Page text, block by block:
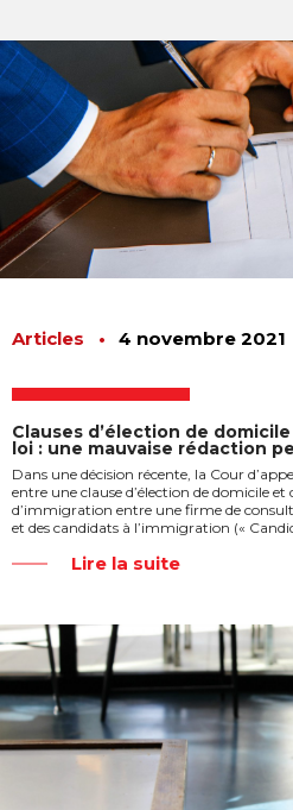
Articles • 4 novembre 2021
Clauses d’élection de
loi : une mauvaise rédaction
Dans une décision récente, la Cour
entre une clause d’élection de domicile
d’immigration entre une firme de
et des candidats à l’immigration («
Lire la suite